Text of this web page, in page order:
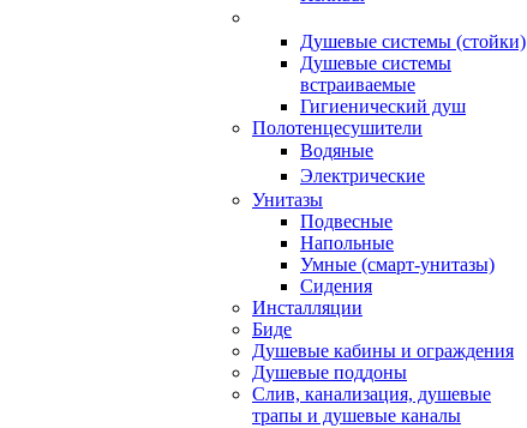
Душевые системы (стойки)
Душевые системы
встраиваемые
Гигиенический душ
Полотенцесушители
ㅤВодяные
ㅤЭлектрические
Унитазы
Подвесные
Напольные
Умные (смарт-унитазы)
Сидения
Инсталляции
Биде
Душевые кабины и ограждения
Душевые поддоны
Слив, канализация, душевые
трапы и душевые каналы